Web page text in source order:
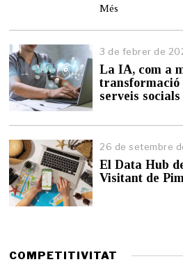
Més
3 de febrer de
La IA, com a
transformació
serveis socials
26 de setembre
El Data Hub
Visitant de
COMPETITIVITAT